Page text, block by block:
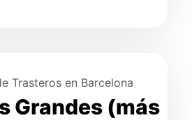
Grandes (más